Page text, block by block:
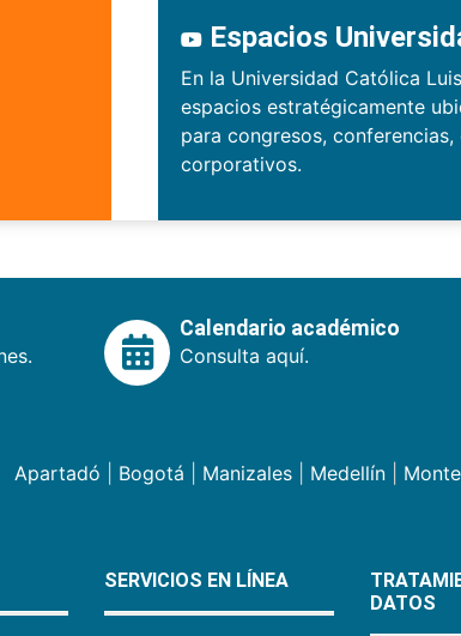
Espacios
En la Universidad Católica
espacios estratégicamente
para congresos,
corporativos.
Calendario académico
Consulta aquí.
Apartadó Bogotá Manizales| Medellín|
SERVICIOS EN LÍNEA
DATOS